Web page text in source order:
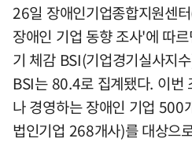
26일 장애인기업종합지원센
장애인 기업 동향 조사'에 따
기 체감 BSI(기업경기실사지
BSI는 80.4로 집계됐다. 이번
나 경영하는 장애인 기업 500
법인기업 268개사)를 대상으